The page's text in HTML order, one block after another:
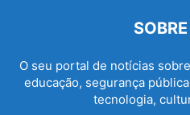
O seu portal de notícias
educação, segurança
tecnologia,